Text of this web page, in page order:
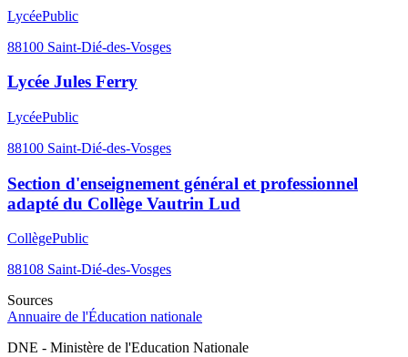
LycéePublic
88100 Saint-Dié-des-Vosges
Lycée Jules Ferry
LycéePublic
88100 Saint-Dié-des-Vosges
Section d'enseignement général et professionnel
adapté du Collège Vautrin Lud
CollègePublic
88108 Saint-Dié-des-Vosges
Sources
Annuaire de l'Éducation nationale
DNE - Ministère de l'Education Nationale